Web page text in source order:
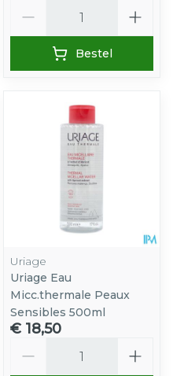
Bestel
Uriage
Uriage Eau
Micc.thermale Peaux
Sensibles 500ml
€ 18,50